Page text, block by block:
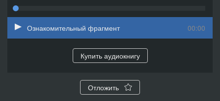
00:00
Ознакомительный фрагмент
Купить аудиокнигу
Отложить